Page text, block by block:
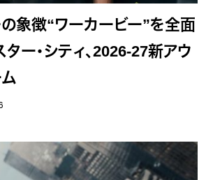
象徴“ワーカービー”を全面
ー・シティ、2026-27新アウ